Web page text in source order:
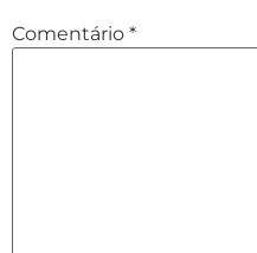
Comentário *